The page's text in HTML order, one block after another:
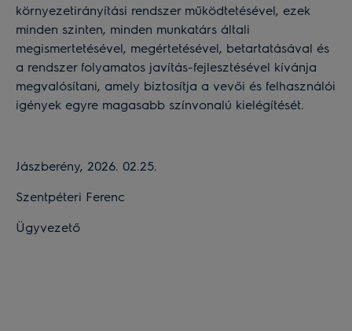
környezetirányítási rendszer működtetésével, ezek
minden szinten, minden munkatárs általi
megismertetésével, megértetésével, betartatásával és
a rendszer folyamatos javítás-fejlesztésével kívánja
megvalósítani, amely biztosítja a vevői és felhasználói
igények egyre magasabb színvonalú kielégítését.
Jászberény, 2026. 02.25.
Szentpéteri Ferenc
Ügyvezető